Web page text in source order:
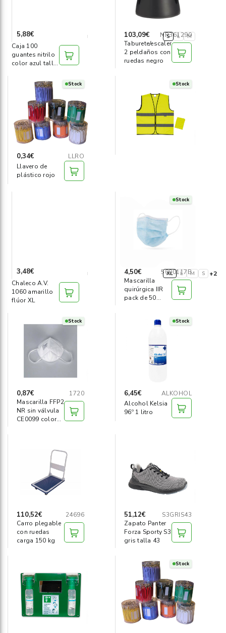
5,88€ S L M
Caja 100
guantes nitrilo
color azul talla
103,09€
NR361290
Taburete/escalera
2 peldaños con
ruedas negro
Stock
0,34€
LLRO
Llavero de
plástico rojo
Stock
3,48€ XL L M S
+2
Chaleco A.V.
1060 amarillo
flúor XL
Stock
4,50€
5000117B
Mascarilla
quirúrgica IIR
pack de 50
Stock
0,87€
1720
Mascarilla FFP2
NR sin válvula
CE0099 color
Stock
6,45€
ALKOHOL
Alcohol Kelsia
96º 1 litro
110,52€
24696
Carro plegable
con ruedas
carga 150 kg
51,12€
S3GRIS43
Zapato Panter
Forza Sporty S3
gris talla 43
Stock